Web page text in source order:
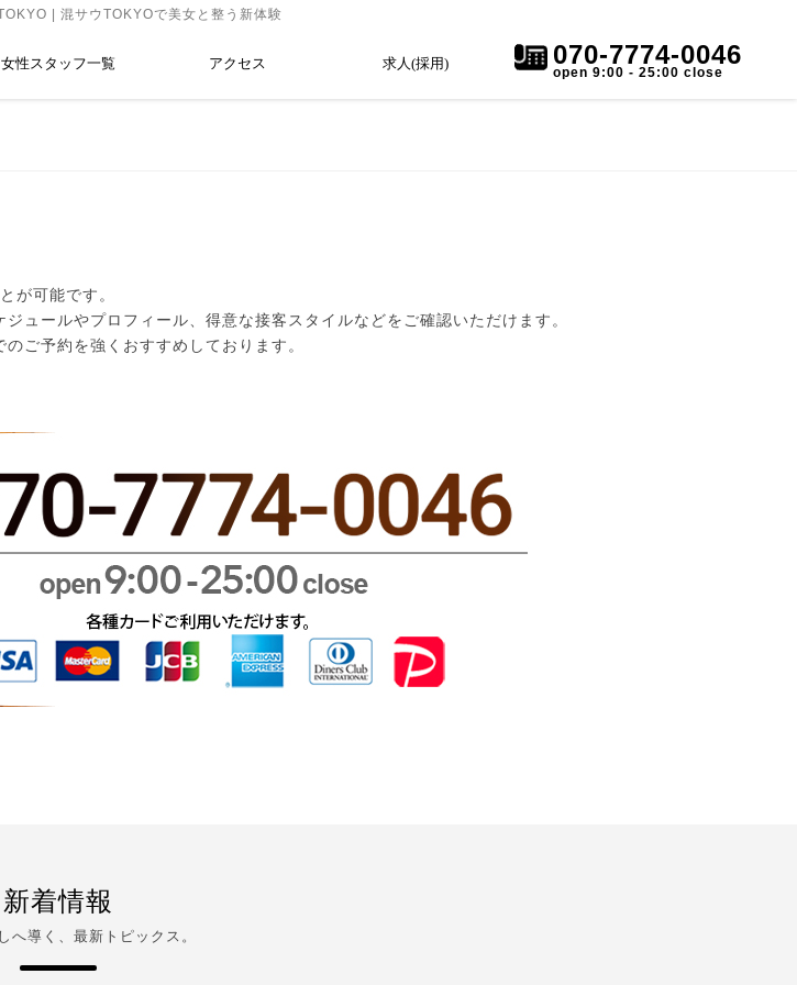
| 混サウTOKYOで美女と整う新体験
女性スタッフ一覧 アクセス 求人(採用) 070-7774-0046
open 9:00 - 25:00 close
が可能です。
ュールやプロフィール、得意な接客スタイルなどをご確認いただけます。
ご予約を強くおすすめしております。
新着情報
へ導く、最新トピックス。